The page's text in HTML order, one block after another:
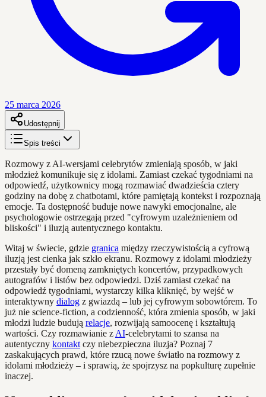
25 marca 2026
Udostępnij
Spis treści
Rozmowy z AI-wersjami celebrytów zmieniają sposób, w jaki
młodzież komunikuje się z idolami. Zamiast czekać tygodniami na
odpowiedź, użytkownicy mogą rozmawiać dwadzieścia cztery
godziny na dobę z chatbotami, które pamiętają kontekst i rozpoznają
emocje. Ta dostępność buduje nowe nawyki emocjonalne, ale
psychologowie ostrzegają przed "cyfrowym uzależnieniem od
bliskości" i iluzją autentycznego kontaktu.
Witaj w świecie, gdzie granica między rzeczywistością a cyfrową
iluzją jest cienka jak szkło ekranu. Rozmowy z idolami młodzieży
przestały być domeną zamkniętych koncertów, przypadkowych
autografów i listów bez odpowiedzi. Dziś zamiast czekać na
odpowiedź tygodniami, wystarczy kilka kliknięć, by wejść w
interaktywny dialog z gwiazdą – lub jej cyfrowym sobowtórem. To
już nie science-fiction, a codzienność, która zmienia sposób, w jaki
młodzi ludzie budują relacje, rozwijają samoocenę i kształtują
wartości. Czy rozmawianie z AI-celebrytami to szansa na
autentyczny kontakt czy niebezpieczna iluzja? Poznaj 7
zaskakujących prawd, które rzucą nowe światło na rozmowy z
idolami młodzieży – i sprawią, że spojrzysz na popkulturę zupełnie
inaczej.